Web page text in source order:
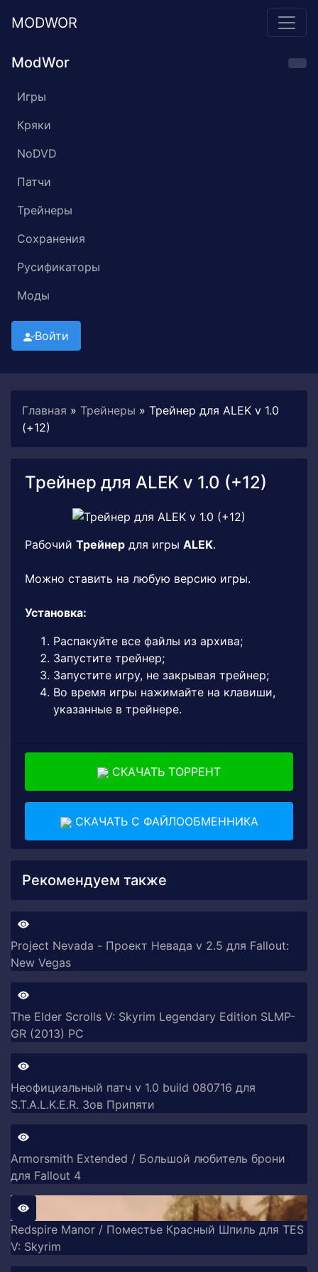
MODWOR
ModWor
Игры
Кряки
NoDVD
Патчи
Трейнеры
Сохранения
Русификаторы
Моды
Войти
Главная » Трейнеры » Трейнер для ALEK v 1.0
(+12)
Трейнер для ALEK v 1.0 (+12)
Рабочий Трейнер для игры ALEK.
Можно ставить на любую версию игры.
Установка:
Распакуйте все файлы из архива;
Запустите трейнер;
Запустите игру, не закрывая трейнер;
Во время игры нажимайте на клавиши,
указанные в трейнере.
СКАЧАТЬ ТОРРЕНТ
СКАЧАТЬ С ФАЙЛООБМЕННИКА
Рекомендуем также
Project Nevada - Проект Невада v 2.5 для Fallout:
New Vegas
The Elder Scrolls V: Skyrim Legendary Edition SLMP-
GR (2013) PC
Неофициальный патч v 1.0 build 080716 для
S.T.A.L.K.E.R. Зов Припяти
Armorsmith Extended / Большой любитель брони
для Fallout 4
Redspire Manor / Поместье Красный Шпиль для TES
V: Skyrim